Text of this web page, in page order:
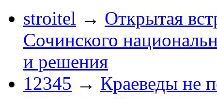
stroitel → Открытая
Сочинского
и решения
12345 → Краеведы не